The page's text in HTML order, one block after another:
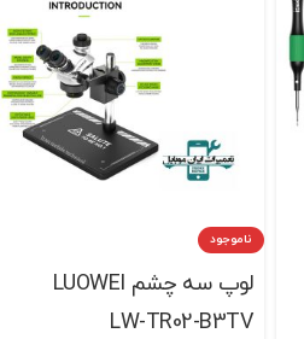
ناموجود
لوپ سه چشم LUOWEI
LW-TR02-B3TV